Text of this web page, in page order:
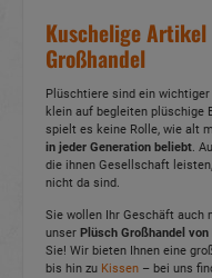
Kuschelige
Großhandel
Plüschtiere sind ein
klein auf begleiten plüschige
spielt es keine Rolle, wie alt
in jeder Generation beliebt.
die ihnen Gesellschaft
nicht da sind.
Sie wollen Ihr Geschäft auch
unser Plüsch Großhandel von
Sie! Wir bieten Ihnen eine
bis hin zu Kissen – bei uns